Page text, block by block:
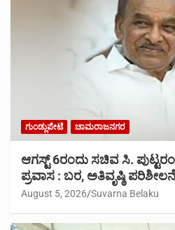
ಗುಂಡ್ಲುಪೇಟೆ ಚಾಮರಾಜನಗರ
ಆಗಸ್ಟ್ 6ರಂದು ಸಚಿವ ಸಿ.
ಪ್ರವಾಸ : ಬರ, ಅತಿವೃಷ್ಠಿ ಪರಿಶೀಲನೆ
August 5, 2026 Suvarna Belaku